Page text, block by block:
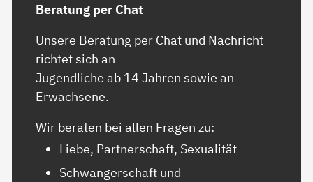
Beratung per Chat
Unsere Beratung per Chat und Nachricht
richtet sich an
Jugendliche ab 14 Jahren sowie an
Erwachsene.
Wir beraten bei allen Fragen zu:
Liebe, Partnerschaft, Sexualität
Schwangerschaft und